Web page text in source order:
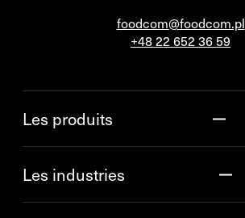
foodcom@foodcom.pl
+48 22 652 36 59
Les produits
Les industries